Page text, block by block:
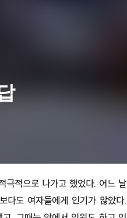
극적으로 나가고 했었다. 어느 날
다도 여자들에게 인기가 많았다.